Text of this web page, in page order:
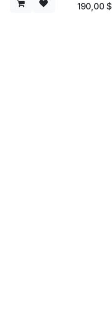
190,00 $